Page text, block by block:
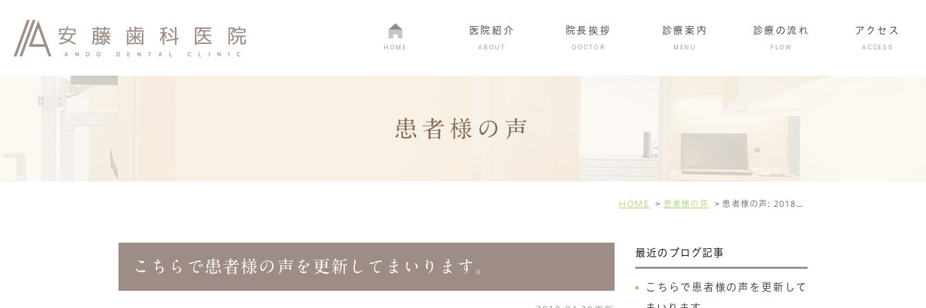
HOME
医院紹介
ABOUT
院長挨拶
DOCTOR
診療案内
MENU
診療の流れ
FLOW
アクセス
ACCESS
患者様の声
HOME 患者様の声
こちらで患者様の声を更新してまいります。
最近のブログ記事
こちらで患者様の声を更新して